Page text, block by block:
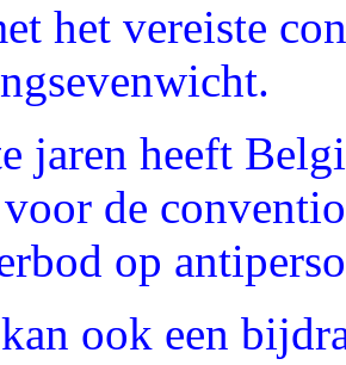
het vereiste
jaren heeft
de
op
ook een